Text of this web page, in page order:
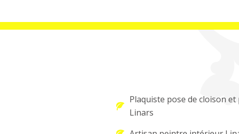
Plaquiste pose de cloison et
Linars